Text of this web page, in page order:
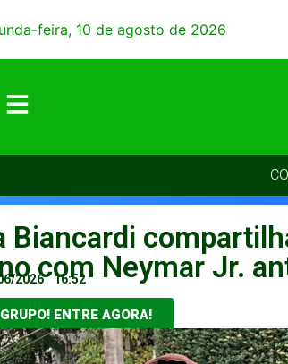
feira, 10 de agosto de 2026
Biancardi
com Neymar Jr.
2026 16:52
ENTRE AGORA!